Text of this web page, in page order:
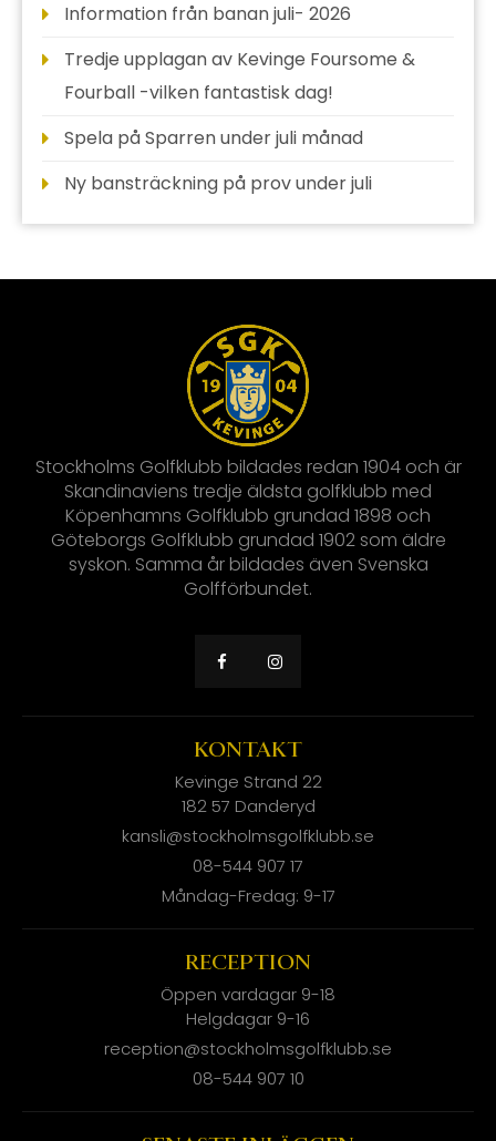
Information från banan juli- 2026
Tredje upplagan av Kevinge Foursome &
Fourball -vilken fantastisk dag!
Spela på Sparren under juli månad
Ny bansträckning på prov under juli
Stockholms Golfklubb bildades redan 1904 och är
Skandinaviens tredje äldsta golfklubb med
Köpenhamns Golfklubb grundad 1898 och
Göteborgs Golfklubb grundad 1902 som äldre
syskon. Samma år bildades även Svenska
Golfförbundet.
KONTAKT
Kevinge Strand 22
182 57 Danderyd
kansli@stockholmsgolfklubb.se
08-544 907 17
Måndag-Fredag: 9-17
RECEPTION
Öppen vardagar 9-18
Helgdagar 9-16
reception@stockholmsgolfklubb.se
08-544 907 10